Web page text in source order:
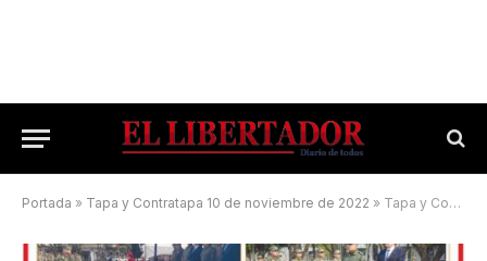
Portada » Tapa y Contratapa 10 de noviembre de 2022 » Tapa y Contratapa 1 de agosto de 2024